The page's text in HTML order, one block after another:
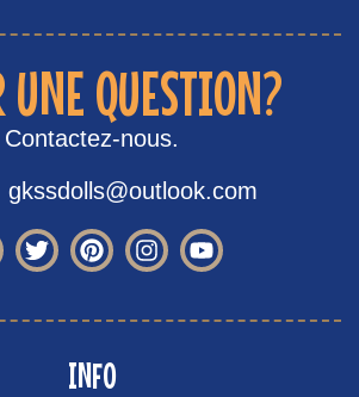
QUESTION?
Contactez-nous.
gkssdolls@outlook.com
INFO